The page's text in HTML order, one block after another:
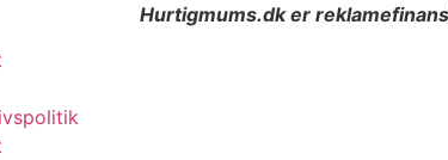
Hurtigmums.dk er